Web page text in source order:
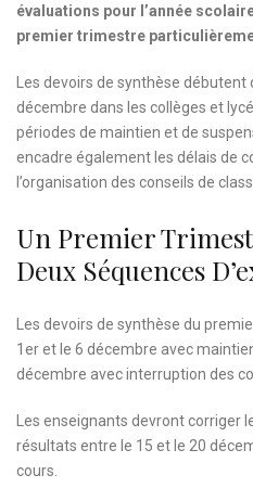
évaluations pour l’année
premier trimestre
Les devoirs de synthèse
décembre dans les collèges et
périodes de maintien et de
encadre également les délais de
l’organisation des conseils de
Un Premier
Deux Séquences
Les devoirs de synthèse du
1er et le 6 décembre avec
décembre avec interruption des
Les enseignants devront corriger
résultats entre le 15 et le 20
cours.